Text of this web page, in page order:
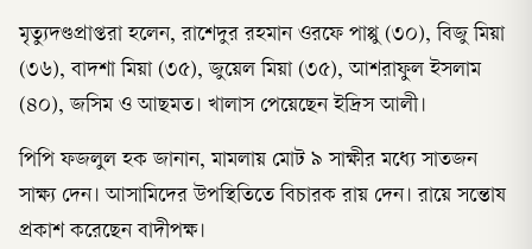
মৃত্যুদণ্ডপ্রাপ্তরা হলেন, রাশেদুর রহমান ওরফে পাপ্পু (৩০), বিজু মিয়া
(৩৬), বাদশা মিয়া (৩৫), জুয়েল মিয়া (৩৫), আশরাফুল ইসলাম
(৪০), জসিম ও আছমত। খালাস পেয়েছেন ইদ্রিস আলী।
পিপি ফজলুল হক জানান, মামলায় মোট ৯ সাক্ষীর মধ্যে সাতজন
সাক্ষ্য দেন। আসামিদের উপস্থিতিতে বিচারক রায় দেন। রায়ে সন্তোষ
প্রকাশ করেছেন বাদীপক্ষ।